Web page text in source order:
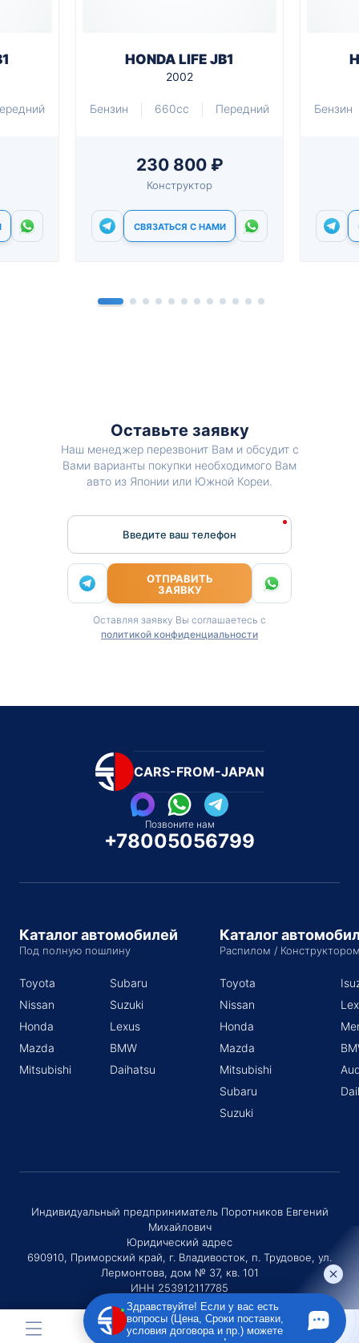
HONDA LIFE JB1
2002
Бензин 660cc Передний
230 800 ₽
Конструктор
СВЯЗАТЬСЯ С НАМИ
Бензин
Оставьте заявку
Наш менеджер перезвонит Вам и обсудит с
Вами варианты покупки необходимого Вам
авто из Японии или Южной Кореи.
Введите ваш телефон
ОТПРАВИТЬ
ЗАЯВКУ
Оставляя заявку Вы соглашаетесь с
политикой конфиденциальности
CARS-FROM-JAPAN
Позвоните нам
+78005056799
Каталог автомобилей
Под полную пошлину
Toyota
Nissan
Honda
Mazda
Mitsubishi
Subaru
Suzuki
Lexus
BMW
Daihatsu
Каталог
Распилом /
Toyota
Nissan
Honda
Mazda
Mitsubishi
Subaru
Suzuki
Индивидуальный предприниматель Поротников Евгений
Михайлович
Юридический адрес
690910, Приморский край, г. Владивосток, п. Трудовое, ул.
Лермонтова, дом № 37, кв. 101
ИНН 253912117785
ОГРНИП 320253600036730
Здравствуйте! Если у вас есть
вопросы (Цена, Сроки поставки,
условия договора и пр.) можете